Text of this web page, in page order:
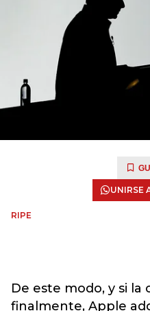
UNIRSE
RIPE
De este modo, y si la
finalmente, Apple